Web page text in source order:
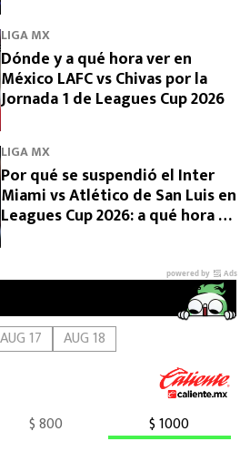
LIGA MX
Dónde y a qué hora ver en
México LAFC vs Chivas por la
Jornada 1 de Leagues Cup 2026
LIGA MX
Por qué se suspendió el Inter
Miami vs Atlético de San Luis en
Leagues Cup 2026: a qué hora se